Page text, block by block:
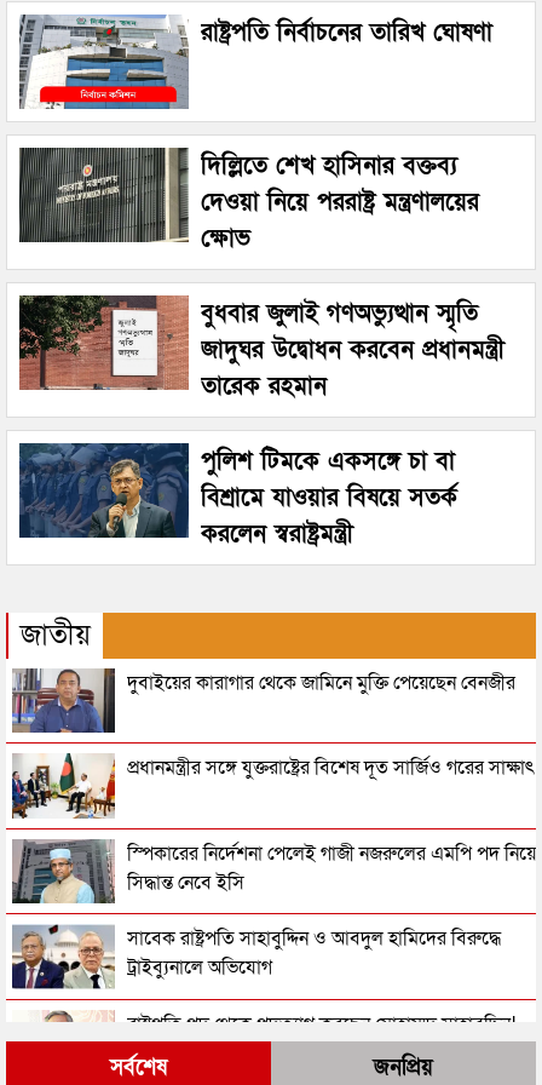
রাষ্ট্রপতি নির্বাচনের তারিখ ঘোষণা
দিল্লিতে শেখ হাসিনার বক্তব্য
দেওয়া নিয়ে পররাষ্ট্র মন্ত্রণালয়ের
ক্ষোভ
বুধবার জুলাই গণঅভ্যুত্থান স্মৃতি
জাদুঘর উদ্বোধন করবেন প্রধানমন্ত্রী
তারেক রহমান
পুলিশ টিমকে একসঙ্গে চা বা
বিশ্রামে যাওয়ার বিষয়ে সতর্ক
করলেন স্বরাষ্ট্রমন্ত্রী
জাতীয়
দুবাইয়ের কারাগার থেকে জামিনে মুক্তি পেয়েছেন বেনজীর
প্রধানমন্ত্রীর সঙ্গে যুক্তরাষ্ট্রের বিশেষ দূত সার্জিও গরের সাক্ষাৎ
স্পিকারের নির্দেশনা পেলেই গাজী নজরুলের এমপি পদ নিয়ে
সিদ্ধান্ত নেবে ইসি
সাবেক রাষ্ট্রপতি সাহাবুদ্দিন ও আবদুল হামিদের বিরুদ্ধে
ট্রাইব্যুনালে অভিযোগ
রাষ্ট্রপতি পদ থেকে পদত্যাগ করছেন মোহাম্মদ সাহাবুদ্দিন!
সর্বশেষ জনপ্রিয়